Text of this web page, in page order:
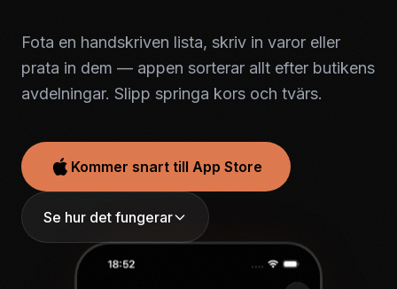
Fota en handskriven lista, skriv in varor eller
prata in dem — appen sorterar allt efter butikens
avdelningar. Slipp springa kors och tvärs.
Kommer snart till App Store
Se hur det fungerar